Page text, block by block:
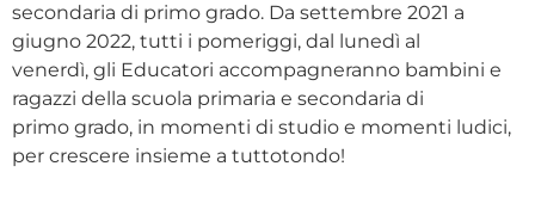
secondaria di primo grado. Da settembre 2021 a
giugno 2022, tutti i pomeriggi, dal lunedì al
venerdì, gli Educatori accompagneranno bambini e
ragazzi della scuola primaria e secondaria di
primo grado, in momenti di studio e momenti ludici,
per crescere insieme a tuttotondo!